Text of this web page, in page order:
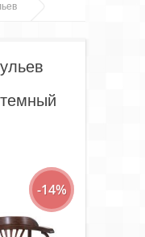
-14%